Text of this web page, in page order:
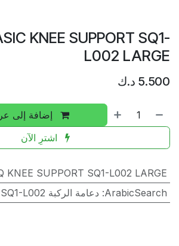
KNEE SUPPORT SQ1-
L002 LARGE
5.500 د.ك
إضافة إلى
اشترِ الآن
KNEE SUPPORT SQ1-L002 LARGE
ArabicSearch
: دعامة الركبة SENTEQ SQ1-L002 كبيرة